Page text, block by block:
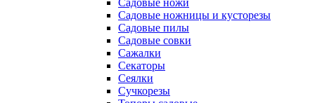
Садовые ножи
Садовые ножницы и кусторезы
Садовые пилы
Садовые совки
Сажалки
Секаторы
Сеялки
Сучкорезы